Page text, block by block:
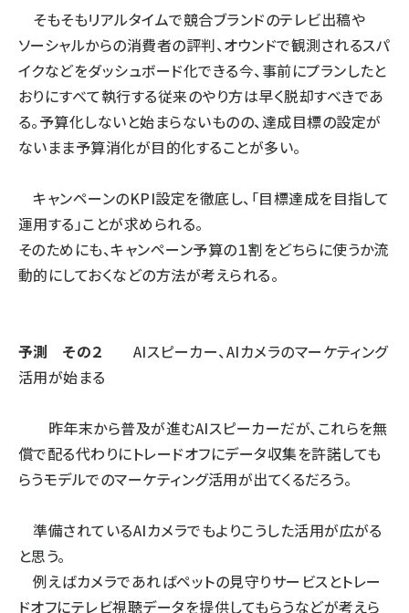
そもそもリアルタイムで競合ブランドのテレビ出稿や
ソーシャルからの消費者の評判、オウンドで観測されるスパ
イクなどをダッシュボード化できる今、事前にプランしたと
おりにすべて執行する従来のやり方は早く脱却すべきであ
る。予算化しないと始まらないものの、達成目標の設定が
ないまま予算消化が目的化することが多い。
キャンペーンのKPI設定を徹底し、「目標達成を目指して
運用する」ことが求められる。
そのためにも、キャンペーン予算の１割をどちらに使うか流
動的にしておくなどの方法が考えられる。
予測 その２ AIスピーカー、AIカメラのマーケティング
活用が始まる
昨年末から普及が進むAIスピーカーだが、これらを無
償で配る代わりにトレードオフにデータ収集を許諾しても
らうモデルでのマーケティング活用が出てくるだろう。
準備されているAIカメラでもよりこうした活用が広がる
と思う。
例えばカメラであればペットの見守りサービスとトレー
ドオフにテレビ視聴データを提供してもらうなどが考えら